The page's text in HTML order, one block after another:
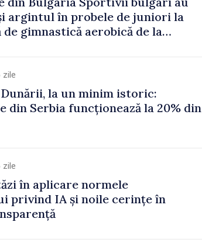
argintul în probele de juniori la
de gimnastică aerobică de la
zile
la un minim istoric:
din Serbia funcționează la 20% din
zile
în aplicare normele
privind IA și noile cerințe în